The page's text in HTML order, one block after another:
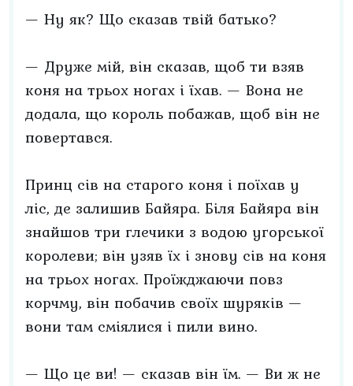
— Ну як? Що сказав твій батько?
— Друже мій, він сказав, щоб ти взяв
коня на трьох ногах і їхав. — Вона не
додала, що король побажав, щоб він не
повертався.
Принц сів на старого коня і поїхав у
ліс, де залишив Байяра. Біля Байяра він
знайшов три глечики з водою угорської
королеви; він узяв їх і знову сів на коня
на трьох ногах. Проїжджаючи повз
корчму, він побачив своїх шуряків —
вони там сміялися і пили вино.
— Що це ви! — сказав він їм. — Ви ж не